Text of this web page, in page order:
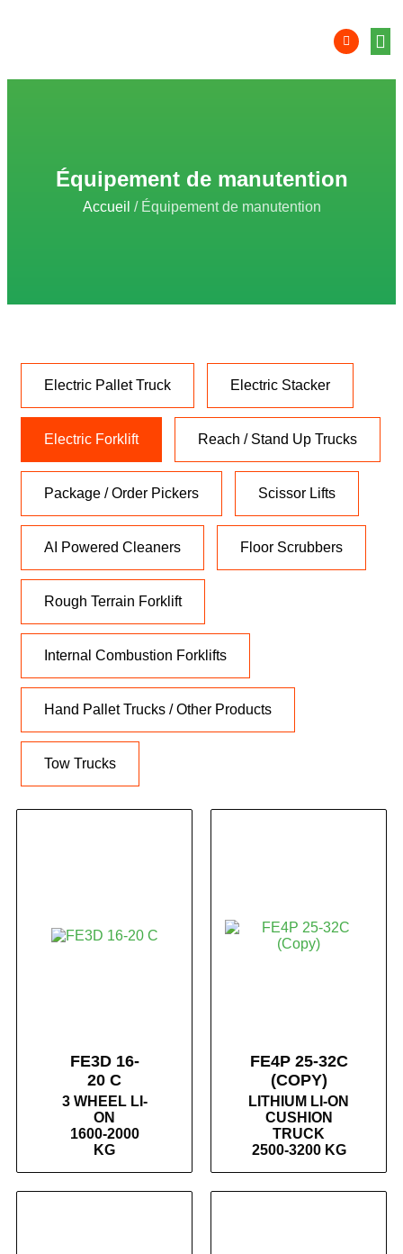
Équipement de manutention
Accueil / Équipement de manutention
Electric Pallet Truck Electric Stacker
Electric Forklift Reach / Stand Up Trucks
Package / Order Pickers Scissor Lifts
AI Powered Cleaners Floor Scrubbers
Rough Terrain Forklift
Internal Combustion Forklifts
Hand Pallet Trucks / Other Products
Tow Trucks
FE3D 16-
20 C
3 WHEEL LI-
ON
1600-2000
KG
FE4P 25-32C
(COPY)
LITHIUM LI-ON
CUSHION
TRUCK
2500-3200 KG